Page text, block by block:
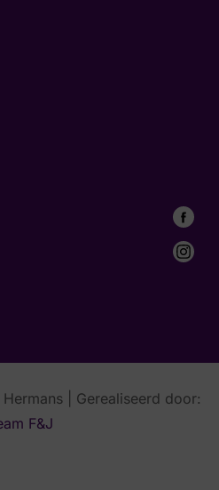
| Gerealiseerd door:
F&J